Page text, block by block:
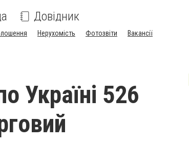
Довідник
Нерухомість Фотозвіти Вакансії
Україні 526